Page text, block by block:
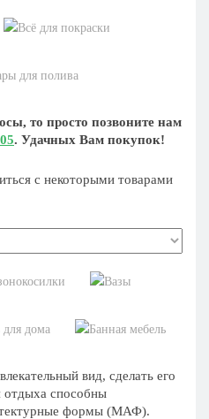
то просто позвоните нам
. Удачных Вам покупок!
с некоторыми товарами
вид, сделать его
способны
формы (МАФ).